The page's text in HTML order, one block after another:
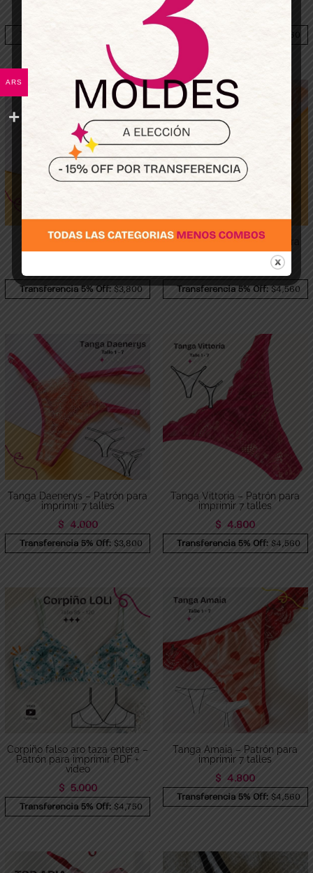
Transferencia 5% Off: Transferencia 5% Off: $4,560
Tanga Lily – Patrón para
imprimir 7 talles
Transferencia 5% Off:$3,800
Vedetina Gaia – Patrón para
imprimir
Transferencia 5% Off:$4,560
Tanga Daenerys – Patrón para
imprimir 7 talles
$ 4.000
Transferencia 5% Off: $3,800
Tanga Vittoria – Patrón para
imprimir 7 talles
$ 4.800
Transferencia 5% Off: $4,560
Corpiño falso aro taza entera –
Patrón para imprimir PDF +
video
$ 5.000
Transferencia 5% Off: $4,750
Tanga Amaia – Patrón para
imprimir 7 talles
$ 4.800
Transferencia 5% Off: $4,560
ARS